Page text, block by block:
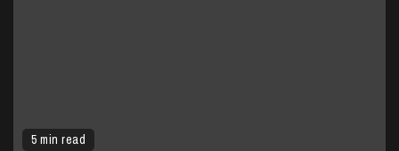
5 min read